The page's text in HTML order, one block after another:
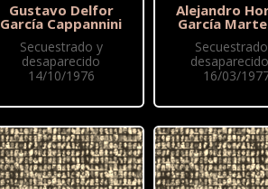
Gustavo Delfor
García Cappannini
Secuestrado y
desaparecido
14/10/1976
Alejandro
García
16/03/